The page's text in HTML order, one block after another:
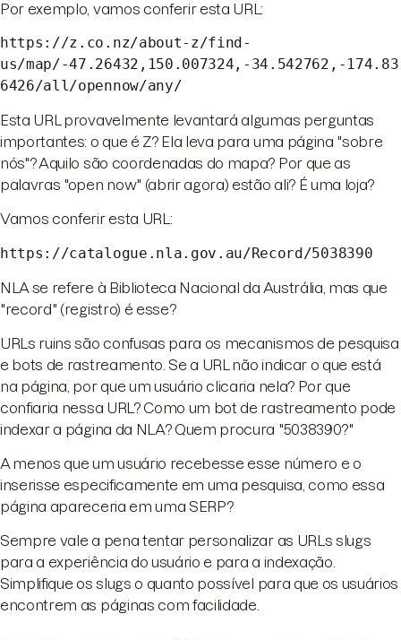
Por exemplo, vamos conferir esta URL:
https://z.co.nz/about-z/find-
us/map/-47.26432,150.007324,-34.542762,-174.83
6426/all/opennow/any/
Esta URL provavelmente levantará algumas perguntas
importantes: o que é Z? Ela leva para uma página "sobre
nós"? Aquilo são coordenadas do mapa? Por que as
palavras "open now" (abrir agora) estão ali? É uma loja?
Vamos conferir esta URL:
https://catalogue.nla.gov.au/Record/5038390
NLA se refere à Biblioteca Nacional da Austrália, mas que
"record" (registro) é esse?
URLs ruins são confusas para os mecanismos de pesquisa
e bots de rastreamento. Se a URL não indicar o que está
na página, por que um usuário clicaria nela? Por que
confiaria nessa URL? Como um bot de rastreamento pode
indexar a página da NLA? Quem procura "5038390?"
A menos que um usuário recebesse esse número e o
inserisse especificamente em uma pesquisa, como essa
página apareceria em uma SERP?
Sempre vale a pena tentar personalizar as URLs slugs
para a experiência do usuário e para a indexação.
Simplifique os slugs o quanto possível para que os usuários
encontrem as páginas com facilidade.